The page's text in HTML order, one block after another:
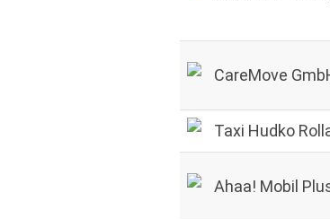
CareMove
Taxi Hudko
Ahaa! Mobil